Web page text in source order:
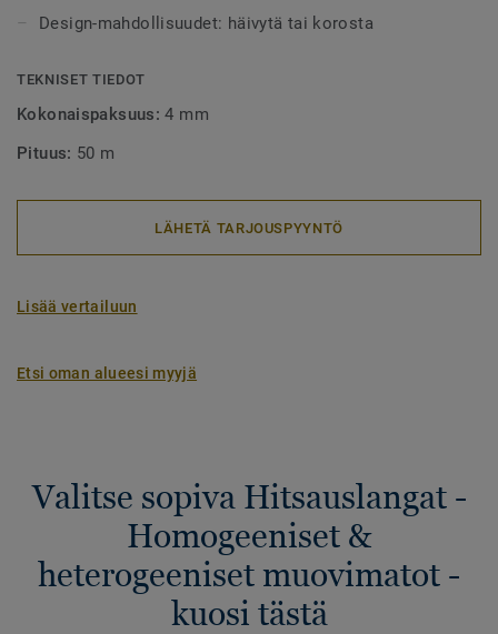
Design-mahdollisuudet: häivytä tai korosta
TEKNISET TIEDOT
Kokonaispaksuus:4 mm
Pituus: 50 m
LÄHETÄ TARJOUSPYYNTÖ
Lisää vertailuun
Etsi oman alueesi myyjä
Valitse sopiva Hitsauslangat -
Homogeeniset &
heterogeeniset muovimatot -
kuosi tästä